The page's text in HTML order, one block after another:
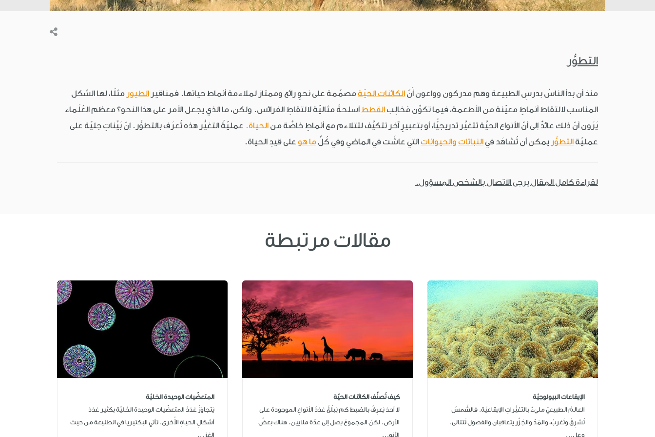
التطوُّر
منذ أن بدأ الناسُ بدرسِ الطبيعة وهم مدركون وواعون أَنّ الكائنات الحيّة مصمّمة على نحوٍ رائع وممتاز لملاءمة أنماط حياتها. فمناقير الطيور مثلًا، لها الشكل
المناسب لالتقاط أنماطٍ معيّنة من الأطعمة، فيما تكوِّن مَخالِب القطط أسلحةً مثاليّة لالتقاطِ الفرائس. ولكن، ما الذي يجعل الأمر على هذا النحو؟ معظم العُلَماء
يَرَون أنّ ذلك عائدٌ إلى أنّ الأنواع الحيَّة تتغيَّر تدريجيًّا، أو بتعبيرٍ آخر تتكيَّف لتتلاءم مع أنماطٍ خاصَّة من الحياة. عمليّةُ التغيُّر هذه تُعرَف بالتطوُّر. إنّ بَيِّناتٍ جليّة على
عمليّة التطوُّر يمكن أن تُشاهَد في النباتات والحيواناتالتي عاشَت في الماضي وفي كُلِّ ما هو على قيدِ الحياة.
لقراءة كامل المقال يرجى الاتصال بالشخص المسؤول.
مقالات مرتبطة
الإيقاعات البيولوجيّة
العالمُ الطبيعيّ مليءٌ بالتغيُّراتِ الإيقاعيّة. فالشّمسُ
تُشرِقُ وتَغربُ، والمَدّ والجَزْر يتعاقبان والفصول تَتتالى.
وعل...
كيف تُصنَّف الكائنات الحيّة
لا أحدَ يَعرِفُ بالضبط كم يَبلُغُ عَدَدُ الأنواعِ الموجودة على
الأرض. لكنّ المجموعَ يصل إلى عدّة ملايين. هناك بعضُ
الأنو...
المتعضّيات الوحيدة الخليّة
يَتجاوَزُ عَدَدُ المتعضّيات الوحيدة الخَليَّة بكثير عَدَدَ
أشكالِ الحياةِ الأُخرى. تأتي البكتيريا في الطليعة من حيث
الغز...